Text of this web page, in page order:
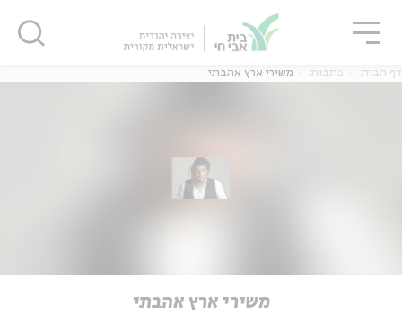
אנגלית
דף הבית כתבות משירי ארץ אהבתי
משירי ארץ אהבתי
סגור